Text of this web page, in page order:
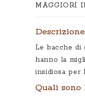
MAGGIORI
Le bacche di
hanno la
insidiosa per
Quali sono